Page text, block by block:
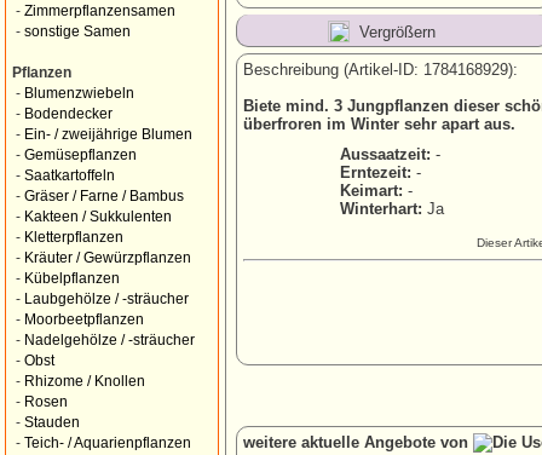
- Zimmerpflanzensamen
- sonstige Samen
Pflanzen
- Blumenzwiebeln
- Bodendecker
- Ein- / zweijährige Blumen
- Gemüsepflanzen
- Saatkartoffeln
- Gräser / Farne / Bambus
- Kakteen / Sukkulenten
- Kletterpflanzen
- Kräuter / Gewürzpflanzen
- Kübelpflanzen
-
Laubgehölze / -sträucher
- Moorbeetpflanzen
- Nadelgehölze / -sträucher
- Obst
- Rhizome / Knollen
- Rosen
- Stauden
- Teich- / Aquarienpflanzen
Vergrößern
Beschreibung (Artikel-ID: 1784168929):
Biete mind. 3 Jungpflanzen dieser
überfroren im Winter sehr apart aus.
Aussaatzeit: -
Erntezeit: -
Keimart: -
Winterhart: Ja
Dieser
weitere aktuelle Angebote von